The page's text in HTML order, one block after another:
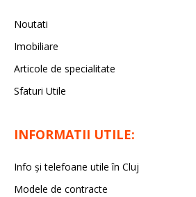
Noutati
Imobiliare
Articole de specialitate
Sfaturi Utile
INFORMATII UTILE:
Info și telefoane utile în Cluj
Modele de contracte